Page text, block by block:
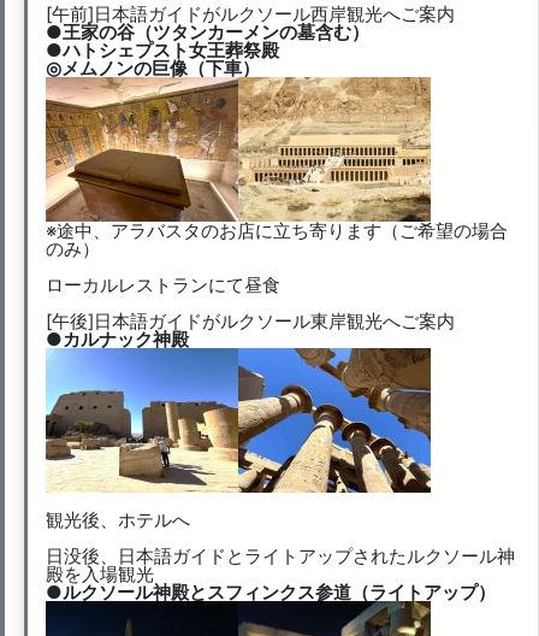
[午前]日本語ガイドがルクソール西岸観光へご案内
●王家の谷（ツタンカーメンの墓含む）
●ハトシェプスト女王葬祭殿
◎メムノンの巨像（下車）
※途中、アラバスタのお店に立ち寄ります（ご希望の場合
のみ）
ローカルレストランにて昼食
[午後]日本語ガイドがルクソール東岸観光へご案内
●カルナック神殿
観光後、ホテルへ
日没後、日本語ガイドとライトアップされたルクソール神
殿を入場観光
●ルクソール神殿とスフィンクス参道（ライトアップ）